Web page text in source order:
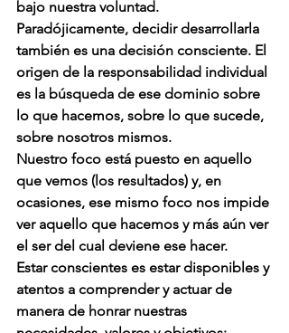
bajo nuestra voluntad.
Paradójicamente, decidir desarrollarla
también es una decisión consciente. El
origen de la responsabilidad individual
es la búsqueda de ese dominio sobre
lo que hacemos, sobre lo que sucede,
sobre nosotros mismos.
Nuestro foco está puesto en aquello
que vemos (los resultados) y, en
ocasiones, ese mismo foco nos impide
ver aquello que hacemos y más aún ver
el ser del cual deviene ese hacer.
Estar conscientes es estar disponibles y
atentos a comprender y actuar de
manera de honrar nuestras